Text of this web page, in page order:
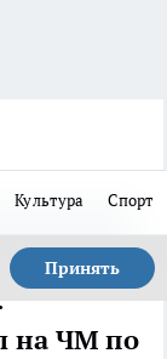
Культура Спорт
Принять
на ЧМ по